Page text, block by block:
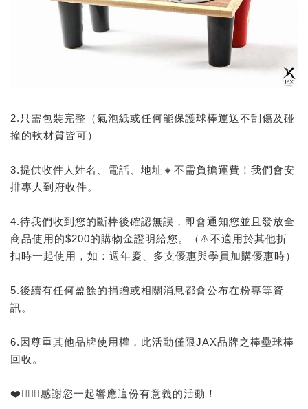
2.只需包裝完整（氣泡紙或任何能保護球棒運送不刮傷及碰
撞的軟材質皆可）
3.提供收件人姓名、電話、地址🔸不需負擔運費！我們會安
排專人到府收件。
4.待我們收到您的斷棒後確認無誤，即會通知您並且發放全
商品使用的$200的購物金證明給您。（⚠️不適用於其他折
扣時一起使用，如：週年慶、多支優惠與學員加購優惠時）
5.後續有任何盈餘的捐贈或相關消息都會公布在粉專等資
訊。
6.因尊重其他品牌使用權，此活動僅限JAX品牌之棒壘球棒
回收。
❤️🙅🏻‍♂️感謝您一起響應這份有意義的活動！